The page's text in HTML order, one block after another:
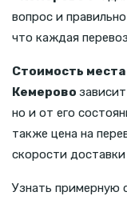
вопрос и
что каждая
Стоимость
Кемерово
но и от его
также цена на
скорости
Узнать примерную